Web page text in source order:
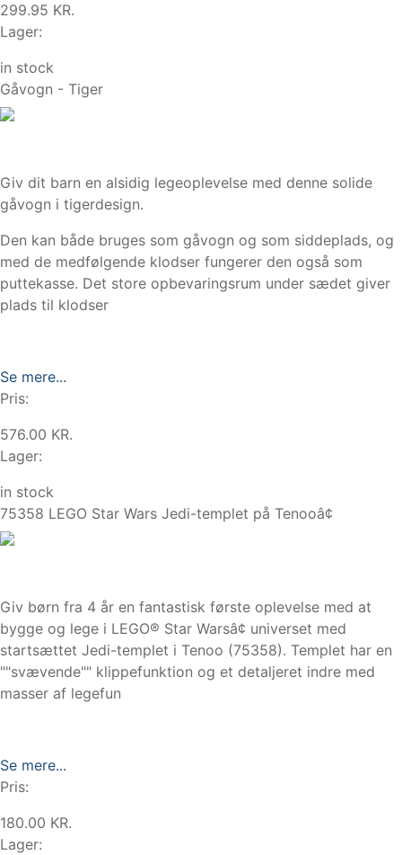
299.95 KR.
Lager:
in stock
Gåvogn - Tiger
Giv dit barn en alsidig legeoplevelse med denne solide
gåvogn i tigerdesign.
Den kan både bruges som gåvogn og som siddeplads, og
med de medfølgende klodser fungerer den også som
puttekasse. Det store opbevaringsrum under sædet giver
plads til klodser
Se mere...
Pris:
576.00 KR.
Lager:
in stock
75358 LEGO Star Wars Jedi-templet på Tenooâ¢
Giv børn fra 4 år en fantastisk første oplevelse med at
bygge og lege i LEGO® Star Warsâ¢ universet med
startsættet Jedi-templet i Tenoo (75358). Templet har en
""svævende"" klippefunktion og et detaljeret indre med
masser af legefun
Se mere...
Pris:
180.00 KR.
Lager: